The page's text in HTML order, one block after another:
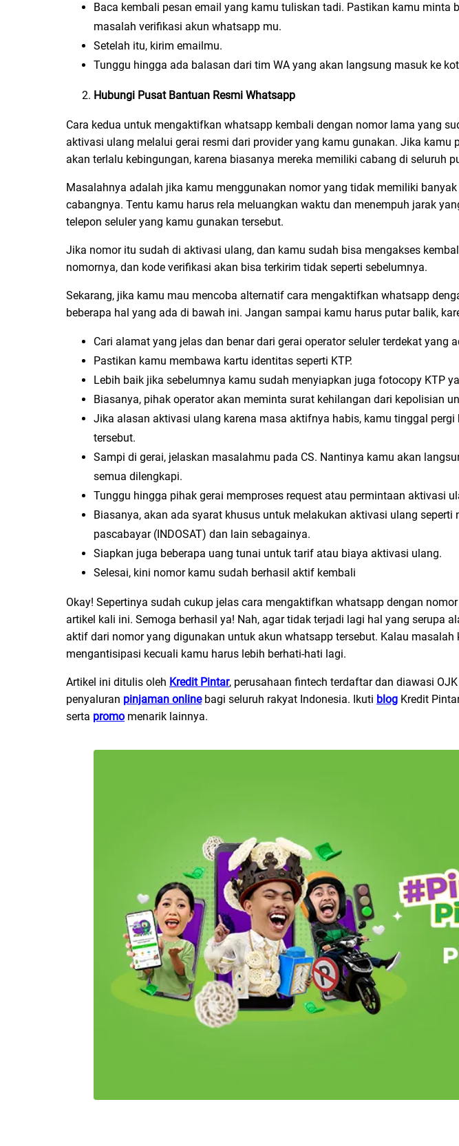
Baca kembali pesan email yang kamu tuliskan tadi. Pastikan kamu minta
masalah verifikasi akun whatsapp mu.
Setelah itu, kirim emailmu.
Tunggu hingga ada balasan dari tim WA yang akan langsung masuk ke
Hubungi Pusat Bantuan Resmi Whatsapp
Cara kedua untuk mengaktifkan whatsapp kembali dengan nomor lama yang
aktivasi ulang melalui gerai resmi dari provider yang kamu gunakan. Jika kamu
akan terlalu kebingungan, karena biasanya mereka memiliki cabang di seluruh
Masalahnya adalah jika kamu menggunakan nomor yang tidak memiliki
cabangnya. Tentu kamu harus rela meluangkan waktu dan menempuh jarak
telepon seluler yang kamu gunakan tersebut.
Jika nomor itu sudah di aktivasi ulang, dan kamu sudah bisa mengakses
nomornya, dan kode verifikasi akan bisa terkirim tidak seperti sebelumnya.
Sekarang, jika kamu mau mencoba alternatif cara mengaktifkan whatsapp
beberapa hal yang ada di bawah ini. Jangan sampai kamu harus putar balik,
Cari alamat yang jelas dan benar dari gerai operator seluler terdekat yang
Pastikan kamu membawa kartu identitas seperti KTP.
Lebih baik jika sebelumnya kamu sudah menyiapkan juga fotocopy KTP
Biasanya, pihak operator akan meminta surat kehilangan dari kepolisian
Jika alasan aktivasi ulang karena masa aktifnya habis, kamu tinggal
tersebut.
Sampi di gerai, jelaskan masalahmu pada CS. Nantinya kamu akan
semua dilengkapi.
Tunggu hingga pihak gerai memproses request atau permintaan aktivasi
Biasanya, akan ada syarat khusus untuk melakukan aktivasi ulang
pascabayar (INDOSAT) dan lain sebagainya.
Siapkan juga beberapa uang tunai untuk tarif atau biaya aktivasi ulang.
Selesai, kini nomor kamu sudah berhasil aktif kembali
Okay! Sepertinya sudah cukup jelas cara mengaktifkan whatsapp dengan
artikel kali ini. Semoga berhasil ya! Nah, agar tidak terjadi lagi hal yang serupa
aktif dari nomor yang digunakan untuk akun whatsapp tersebut. Kalau
mengantisipasi kecuali kamu harus lebih berhati-hati lagi.
Artikel ini ditulis oleh Kredit Pintar, perusahaan fintech terdaftar dan diawasi
penyaluran pinjaman onlinebagi seluruh rakyat Indonesia. Ikuti blog Kredit
serta promo menarik lainnya.